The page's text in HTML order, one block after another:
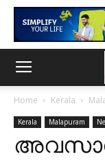
Home Kerala
Kerala Malapuram